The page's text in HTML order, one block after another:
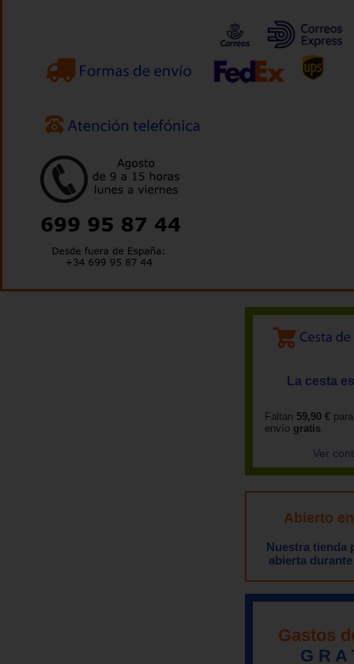
La cesta
Faltan 59,90 €
envío gratis
Ver
Abierto
Nuestra tienda
abierta
Gastos
G R A